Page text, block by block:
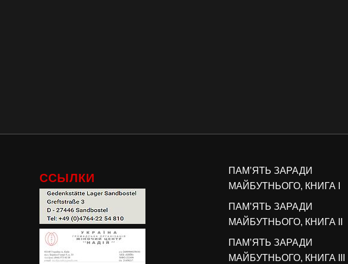
ССЫЛКИ
ПАМ’ЯТЬ ЗАРАДИ
МАЙБУТНЬОГО, КНИГА I
ПАМ’ЯТЬ ЗАРАДИ
МАЙБУТНЬОГО, КНИГА II
ПАМ’ЯТЬ ЗАРАДИ
МАЙБУТНЬОГО, КНИГА III